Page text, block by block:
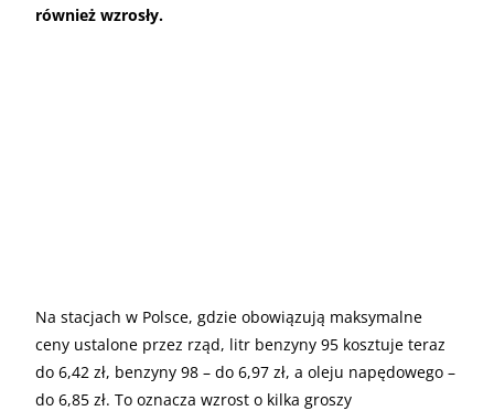
również wzrosły.
Na stacjach w Polsce, gdzie obowiązują maksymalne
ceny ustalone przez rząd, litr benzyny 95 kosztuje teraz
do 6,42 zł, benzyny 98 – do 6,97 zł, a oleju napędowego –
do 6,85 zł. To oznacza wzrost o kilka groszy